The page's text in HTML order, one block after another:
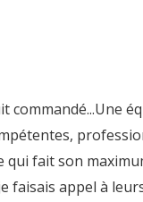
commandé...Une
qui fait son
faisais appel à